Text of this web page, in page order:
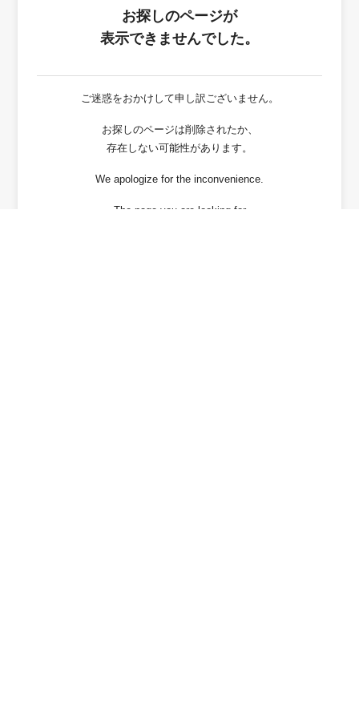
お探しのページが
表示できませんでした。
ご迷惑をおかけして申し訳ございません。
お探しのページは削除されたか、
存在しない可能性があります。
We apologize for the inconvenience.
The page you are looking for